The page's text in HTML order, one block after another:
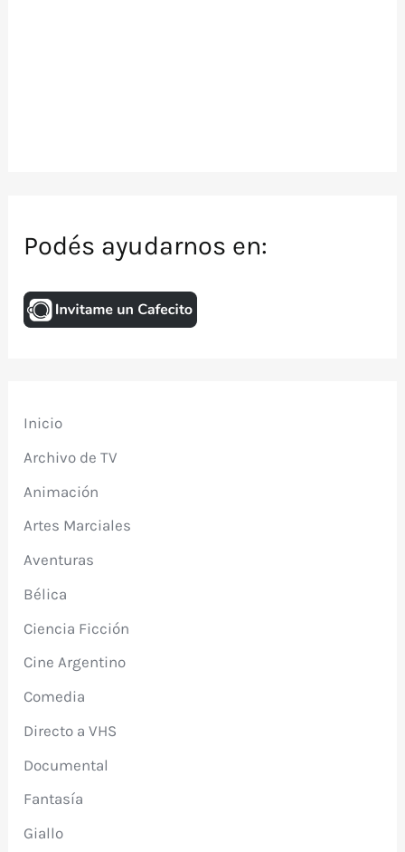
Podés ayudarnos en:
Inicio
Archivo de TV
Animación
Artes Marciales
Aventuras
Bélica
Ciencia Ficción
Cine Argentino
Comedia
Directo a VHS
Documental
Fantasía
Giallo